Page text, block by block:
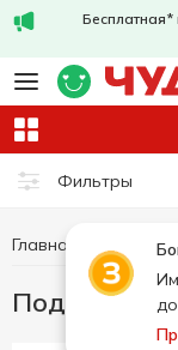
Бесплатная*
Фильтры
Главная